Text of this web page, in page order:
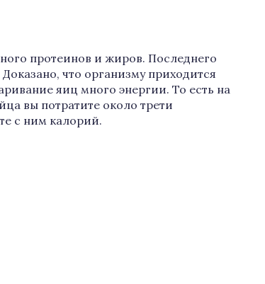
протеинов и жиров. Последнего
Доказано, что организму приходится
яиц много энергии. То есть на
вы потратите около трети
с ним калорий.